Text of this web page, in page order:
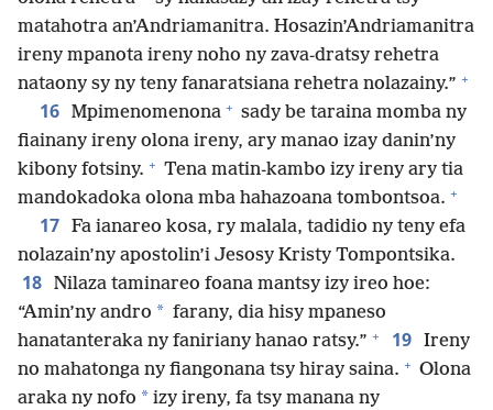
matahotra an’Andriamanitra. Hosazin’Andriamanitra
ireny mpanota ireny noho ny zava-dratsy rehetra
nataony sy ny teny fanaratsiana rehetra nolazainy.” +
16 Mpimenomenona + sady be taraina momba ny
fiainany ireny olona ireny, ary manao izay danin’ny
kibony fotsiny. + Tena matin-kambo izy ireny ary tia
mandokadoka olona mba hahazoana tombontsoa. +
17 Fa ianareo kosa, ry malala, tadidio ny teny efa
nolazain’ny apostolin’i Jesosy Kristy Tompontsika.
18 Nilaza taminareo foana mantsy izy ireo hoe:
“Amin’ny andro * farany, dia hisy mpaneso
hanatanteraka ny faniriany hanao ratsy.” + 19 Ireny
no mahatonga ny fiangonana tsy hiray saina. + Olona
araka ny nofo * izy ireny, fa tsy manana ny